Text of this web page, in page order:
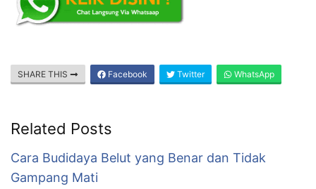
SHARE THIS Facebook Twitter WhatsApp
Related Posts
Cara Budidaya Belut yang Benar dan Tidak
Gampang Mati